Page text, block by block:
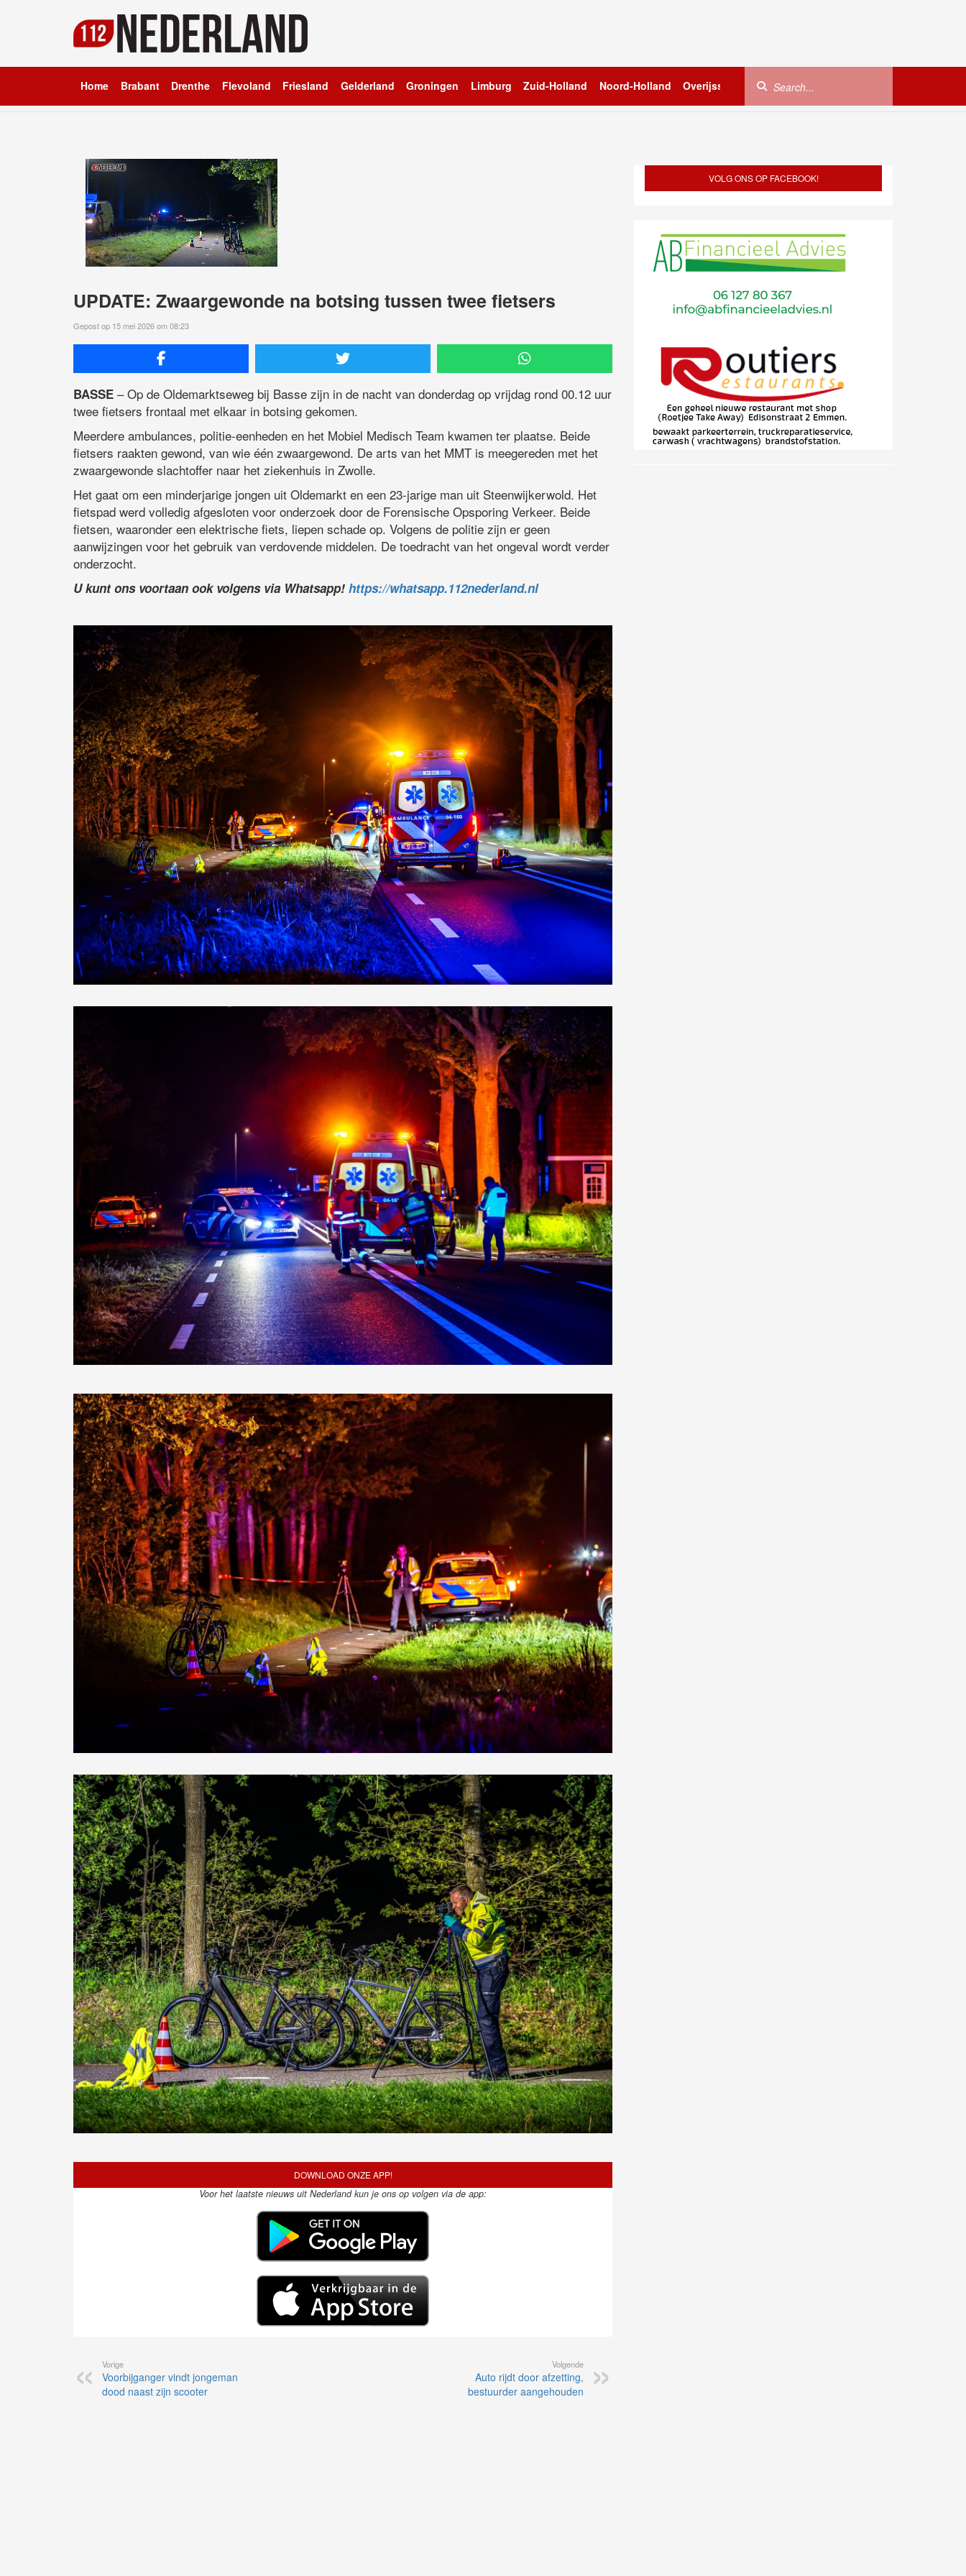
Home Brabant Drenthe Flevoland Friesland Gelderland Groningen Limburg Zuid-Holland Noord-Holland Overijssel Utrecht Zeeland
UPDATE: Zwaargewonde na botsing tussen twee fietsers
Gepost op 15 mei 2026 om 08:23
BASSE – Op de Oldemarktseweg bij Basse zijn in de nacht van donderdag op vrijdag rond 00.12 uur
twee fietsers frontaal met elkaar in botsing gekomen.
Meerdere ambulances, politie-eenheden en het Mobiel Medisch Team kwamen ter plaatse. Beide
fietsers raakten gewond, van wie één zwaargewond. De arts van het MMT is meegereden met het
zwaargewonde slachtoffer naar het ziekenhuis in Zwolle.
Het gaat om een minderjarige jongen uit Oldemarkt en een 23-jarige man uit Steenwijkerwold. Het
fietspad werd volledig afgesloten voor onderzoek door de Forensische Opsporing Verkeer. Beide
fietsen, waaronder een elektrische fiets, liepen schade op. Volgens de politie zijn er geen
aanwijzingen voor het gebruik van verdovende middelen. De toedracht van het ongeval wordt verder
onderzocht.
U kunt ons voortaan ook volgens via Whatsapp! https://whatsapp.112nederland.nl
DOWNLOAD ONZE APP!
Voor het laatste nieuws uit Nederland kun je ons op volgen via de app:
Vorige
Voorbijganger vindt jongeman
dood naast zijn scooter
Volgende
Auto rijdt door afzetting,
bestuurder aangehouden
VOLG ONS OP FACEBOOK!